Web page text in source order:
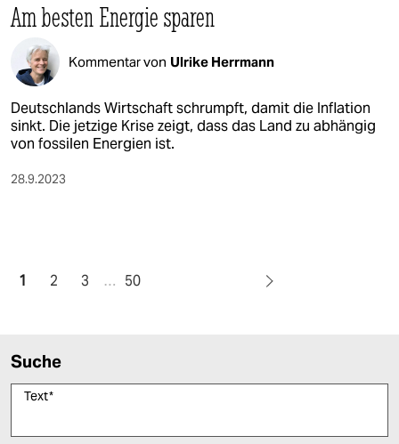
Am besten Energie sparen
Kommentar von Ulrike Herrmann
Deutschlands Wirtschaft schrumpft, damit die Inflation
sinkt. Die jetzige Krise zeigt, dass das Land zu abhängig
von fossilen Energien ist.
28.9.2023
1 2 3 … 50
Suche
Text*